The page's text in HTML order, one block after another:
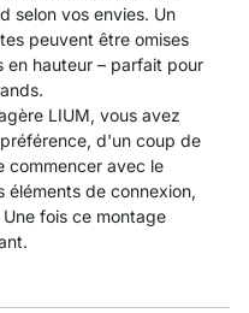
selon vos envies. Un
peuvent être omises
en hauteur – parfait pour
LIUM, vous avez
d'un coup de
commencer avec le
éléments de connexion,
fois ce montage